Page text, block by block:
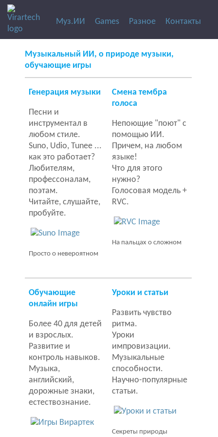
Mуз.ИИ Games Разное Контакты
Музыкальный ИИ, о природе музыки,
обучающие игры
Генерация музыки
Песни и
инструментал в
любом стиле.
Suno, Udio, Tunee ...
как это работает?
Любителям,
профессоналам,
поэтам.
Читайте, слушайте,
пробуйте.
Просто о невероятном
Смена тембра
голоса
Непоющие "поют" с
помощью ИИ.
Причем, на любом
языке!
Что для этого
нужно?
Голосовая модель +
RVC.
На пальцах о сложном
Обучающие
онлайн игры
Более 40 для детей
и взрослых.
Развитие и
контроль навыков.
Музыка,
английский,
дорожные знаки,
естествознание.
Уроки и статьи
Развить чувство
ритма.
Уроки
импровизации.
Музыкальные
способности.
Научно-популярные
статьи.
Секреты природы